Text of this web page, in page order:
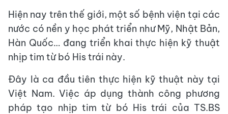
Hiện nay trên thế giới, một số bệnh viện tại các
nước có nền y học phát triển như Mỹ, Nhật Bản,
Hàn Quốc… đang triển khai thực hiện kỹ thuật
nhịp tim từ bó His trái này.
Đây là ca đầu tiên thực hiện kỹ thuật này tại
Việt Nam. Việc áp dụng thành công phương
pháp tạo nhịp tim từ bó His trái của TS.BS